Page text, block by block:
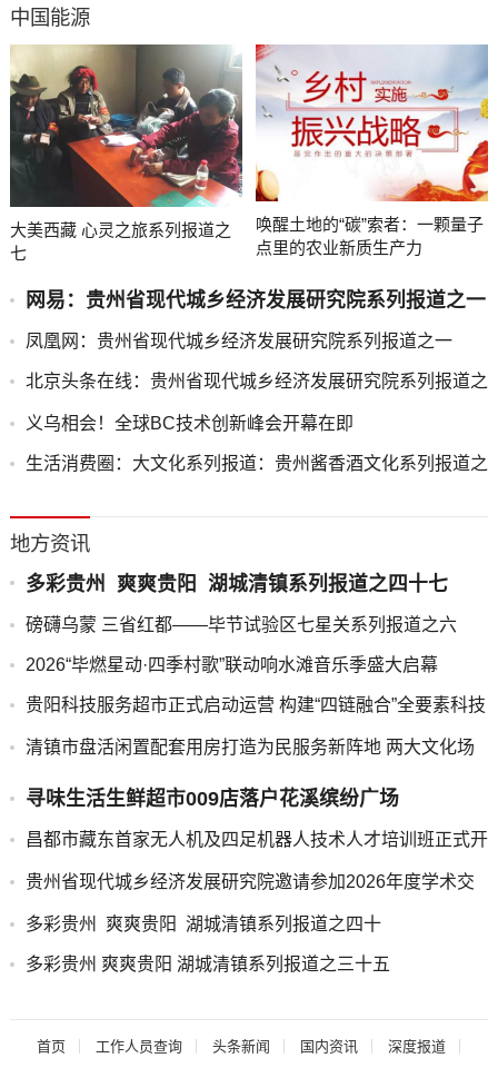
中国能源
大美西藏 心灵之旅系列报道之
七
唤醒土地的“碳”索者：一颗量子
点里的农业新质生产力
网易：贵州省现代城乡经济发展研究院系列报道之一
凤凰网：贵州省现代城乡经济发展研究院系列报道之一
北京头条在线：贵州省现代城乡经济发展研究院系列报道之
义乌相会！全球BC技术创新峰会开幕在即
生活消费圈：大文化系列报道：贵州酱香酒文化系列报道之
地方资讯
多彩贵州 爽爽贵阳 湖城清镇系列报道之四十七
磅礴乌蒙 三省红都——毕节试验区七星关系列报道之六
2026“毕燃星动·四季村歌”联动响水滩音乐季盛大启幕
贵阳科技服务超市正式启动运营 构建“四链融合”全要素科技
清镇市盘活闲置配套用房打造为民服务新阵地 两大文化场
寻味生活生鲜超市009店落户花溪缤纷广场
昌都市藏东首家无人机及四足机器人技术人才培训班正式开
贵州省现代城乡经济发展研究院邀请参加2026年度学术交
多彩贵州 爽爽贵阳 湖城清镇系列报道之四十
多彩贵州 爽爽贵阳 湖城清镇系列报道之三十五
首页 工作人员查询 头条新闻 国内资讯 深度报道